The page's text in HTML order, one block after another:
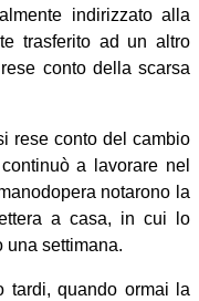
indirizzato alla
trasferito ad un altro
conto della scarsa
rese conto del cambio
a lavorare nel
notarono la
a casa, in cui lo
una settimana.
tardi, quando ormai la